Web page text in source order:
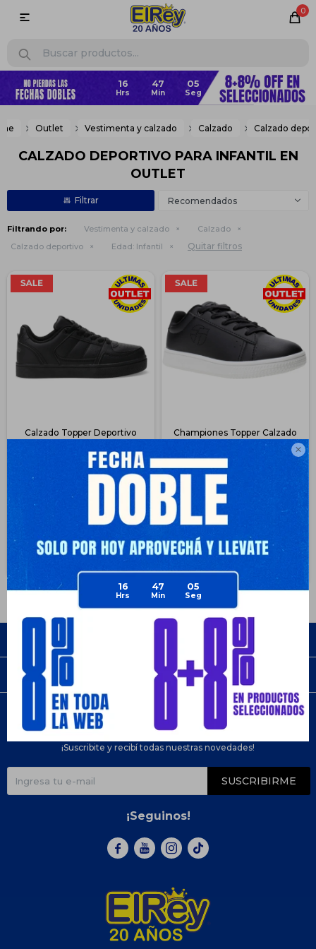

16 47 05
0

Outlet Vestimenta y calzado Calzado Calzado
CALZADO DEPORTIVO PARA INFANTIL EN
OUTLET
Recomendados
Filtrando por: Vestimenta y calzado
Calzado
Calzado deportivo
Edad: Infantil Quitar filtros
Calzado Topper Deportivo
Negro 2
1.990 51
$ 823
$ 871
Championes Topper Calzado
Deportivo Resistente Niños -
Negro 2
$ 750 $ 1.890
$ 675
Empresa
Compra
Newsletter
¡Suscribite y recibí todas nuestras novedades!
SUSCRIBIRME
¡Seguinos!
  